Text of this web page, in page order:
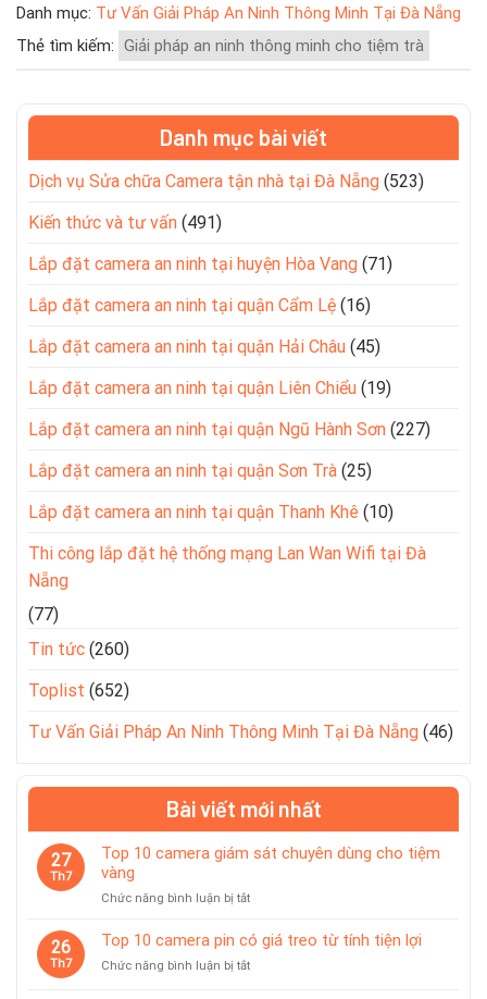
Danh mục: Tư Vấn Giải Pháp An Ninh Thông Minh Tại Đà Nẵng
Thẻ tìm kiếm: Giải pháp an ninh thông minh cho tiệm trà
Danh mục bài viết
Dịch vụ Sửa chữa Camera tận nhà tại Đà Nẵng (523)
Kiến thức và tư vấn (491)
Lắp đặt camera an ninh tại huyện Hòa Vang (71)
Lắp đặt camera an ninh tại quận Cẩm Lệ (16)
Lắp đặt camera an ninh tại quận Hải Châu (45)
Lắp đặt camera an ninh tại quận Liên Chiểu (19)
Lắp đặt camera an ninh tại quận Ngũ Hành Sơn (227)
Lắp đặt camera an ninh tại quận Sơn Trà (25)
Lắp đặt camera an ninh tại quận Thanh Khê (10)
Thi công lắp đặt hệ thống mạng Lan Wan Wifi tại Đà
Nẵng
(77)
Tin tức (260)
Toplist (652)
Tư Vấn Giải Pháp An Ninh Thông Minh Tại Đà Nẵng (46)
Bài viết mới nhất
27
Th7
Top 10 camera giám sát chuyên dùng cho tiệm
vàng
Chức năng bình luận bị tắtở
10
camera
giám
26
Th7
Top 10 camera pin có giá treo từ tính tiện lợi
Chức năng bình luận bị tắtở